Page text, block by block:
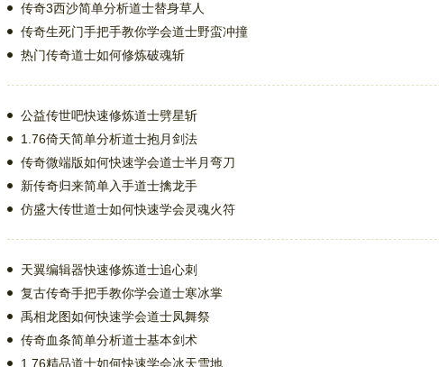
传奇3西沙简单分析道士替身草人
传奇生死门手把手教你学会道士野蛮冲撞
热门传奇道士如何修炼破魂斩
公益传世吧快速修炼道士劈星斩
1.76倚天简单分析道士抱月剑法
传奇微端版如何快速学会道士半月弯刀
新传奇归来简单入手道士擒龙手
仿盛大传世道士如何快速学会灵魂火符
天翼编辑器快速修炼道士追心刺
复古传奇手把手教你学会道士寒冰掌
禹相龙图如何快速学会道士凤舞祭
传奇血条简单分析道士基本剑术
1.76精品道士如何快速学会冰天雪地